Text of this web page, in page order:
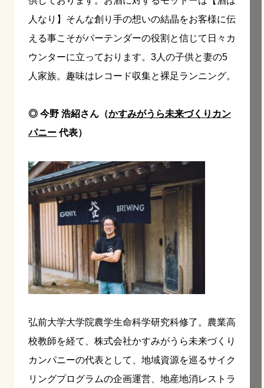
人なり】そんな創り手の想いの結晶をお客様に伝
える事こそがバーテンダーの役割と信じて日々カ
ウンターに立っております。3人の子供と妻の5
人家族。趣味はレコード収集と裸足ランニング。
◎ 今野 浩紹さん（かすみがうら未来づくりカン
パニー代表）
弘前大学大学院農学生命科学研究科修了。農業高
校教師を経て、株式会社かすみがうら未来づくり
カンパニーの代表として、地域資源を巡るサイク
リングプログラムの企画運営、地産地消レストラ